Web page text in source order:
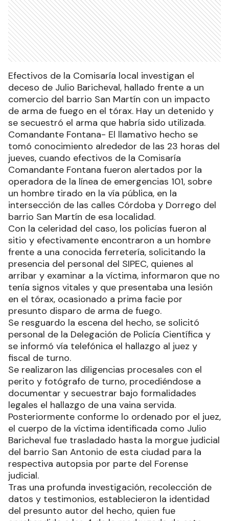
Efectivos de la Comisaría local investigan el
deceso de Julio Baricheval, hallado frente a un
comercio del barrio San Martín con un impacto
de arma de fuego en el tórax. Hay un detenido y
se secuestró el arma que habría sido utilizada.
Comandante Fontana- El llamativo hecho se
tomó conocimiento alrededor de las 23 horas del
jueves, cuando efectivos de la Comisaría
Comandante Fontana fueron alertados por la
operadora de la línea de emergencias 101, sobre
un hombre tirado en la vía pública, en la
intersección de las calles Córdoba y Dorrego del
barrio San Martín de esa localidad.
Con la celeridad del caso, los policías fueron al
sitio y efectivamente encontraron a un hombre
frente a una conocida ferretería, solicitando la
presencia del personal del SIPEC, quienes al
arribar y examinar a la víctima, informaron que no
tenía signos vitales y que presentaba una lesión
en el tórax, ocasionado a prima facie por
presunto disparo de arma de fuego.
Se resguardo la escena del hecho, se solicitó
personal de la Delegación de Policía Científica y
se informó vía telefónica el hallazgo al juez y
fiscal de turno.
Se realizaron las diligencias procesales con el
perito y fotógrafo de turno, procediéndose a
documentar y secuestrar bajo formalidades
legales el hallazgo de una vaina servida.
Posteriormente conforme lo ordenado por el juez,
el cuerpo de la víctima identificada como Julio
Baricheval fue trasladado hasta la morgue judicial
del barrio San Antonio de esta ciudad para la
respectiva autopsia por parte del Forense
judicial.
Tras una profunda investigación, recolección de
datos y testimonios, establecieron la identidad
del presunto autor del hecho, quien fue